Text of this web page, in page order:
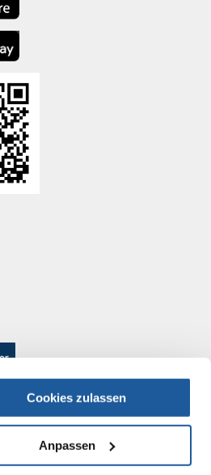
Cookies zulassen
Anpassen